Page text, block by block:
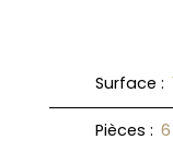
Surface :
Pièces : 6